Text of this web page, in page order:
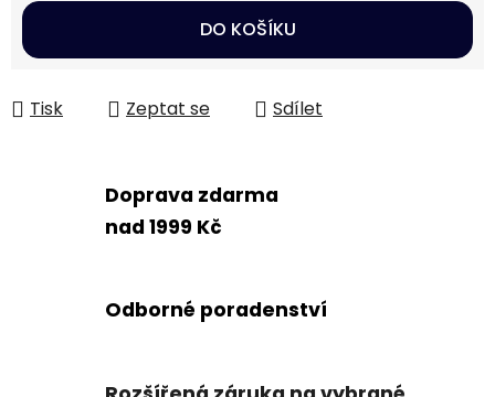
Měrná cena:
DO KOŠÍKU
Tisk Zeptat se Sdílet
Doprava zdarma
nad 1999 Kč
Odborné poradenství